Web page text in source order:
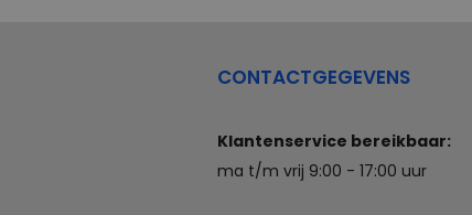
CONTACTGEGEVENS
Klantenservice bereikbaar:
ma t/m vrij 9:00 - 17:00 uur